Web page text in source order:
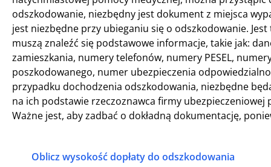
odszkodowanie, niezbędny jest dokument z miejsca
jest niezbędne przy ubieganiu się o odszkodowanie.
muszą znaleźć się podstawowe informacje, takie jak:
zamieszkania, numery telefonów, numery PESEL,
poszkodowanego, numer ubezpieczenia
przypadku dochodzenia odszkodowania, niezbędne
na ich podstawie rzeczoznawca firmy
Ważne jest, aby zadbać o dokładną dokumentację,
Oblicz wysokość dopłaty do odszkodowania